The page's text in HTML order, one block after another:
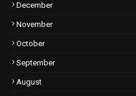
December
November
October
September
August